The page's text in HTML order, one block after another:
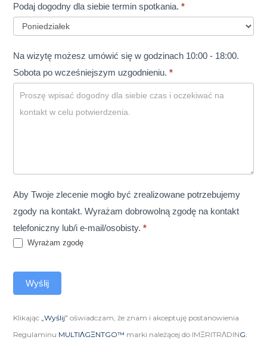
Podaj dogodny dla siebie termin spotkania.*
Na wizytę możesz umówić się w godzinach 10:00 - 18:00.
Sobota po wcześniejszym uzgodnieniu.*
Aby Twoje zlecenie mogło być zrealizowane potrzebujemy
zgody na kontakt. Wyrażam dobrowolną zgodę na kontakt
telefoniczny lub/i e-mail/osobisty.*
Wyrażam zgodę
Wyślij
Klikając„Wyślij” oświadczam, że znam i akceptuję postanowienia
Regulaminu MULTIΛGΞNTGO™ marki należącej do IMΞRITRΛDING.